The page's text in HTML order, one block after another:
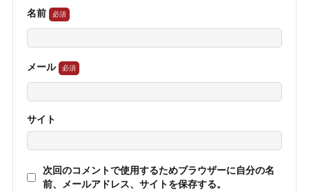
名前
メール
サイト
次回のコメントで使用するためブラウザーに自分の名
前、メールアドレス、サイトを保存する。